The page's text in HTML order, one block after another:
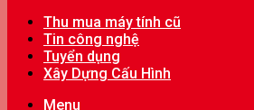
Thu mua máy tính cũ
Tin công nghệ
Tuyển dụng
Xây Dựng Cấu Hình
Menu